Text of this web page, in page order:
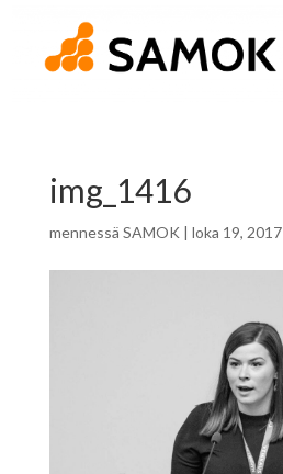
img_1416
mennessä SAMOK | loka 19, 2017